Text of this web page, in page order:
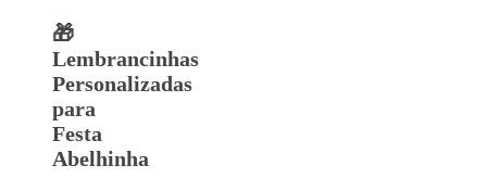
🎁
Lembrancinhas
Personalizadas
para
Festa
Abelhinha